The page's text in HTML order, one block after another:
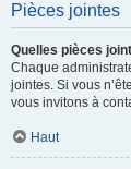
Pièces jointes
Quelles pièces
Chaque
jointes. Si vous
vous invitons à
Haut